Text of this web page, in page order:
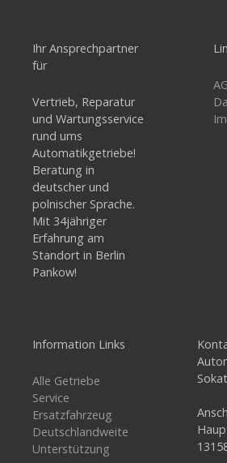
Ihr Ansprechpartner
für
Vertrieb, Reparatur
und Wartungsservice
rund ums
Automatikgetriebe!
Beratung in
deutscher und
polnischer Sprache.
Mit 34jähriger
Erfahrung am
Standort in Berlin
Pankow!
Information Links
Alle Getriebe
Service
Ersatzfahrzeug
Deutschlandweite
Unterstützung